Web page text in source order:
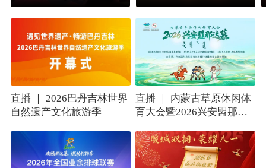
自治区“十六运”
直播 ｜ 2026巴丹吉林世界
自然遗产文化旅游季
直播 ｜ 内蒙古草原休闲体
育大会暨2026兴安盟那达